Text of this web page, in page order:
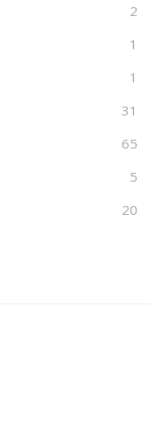
2
1
1
31
65
5
20